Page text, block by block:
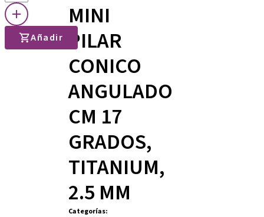
Añadir
MINI
PILAR
CONICO
ANGULADO
CM 17
GRADOS,
TITANIUM,
2.5 MM
Categorías: